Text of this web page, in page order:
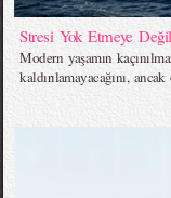
Stresi Yok Etmeye
Modern yaşamın
kaldırılamayacağını,